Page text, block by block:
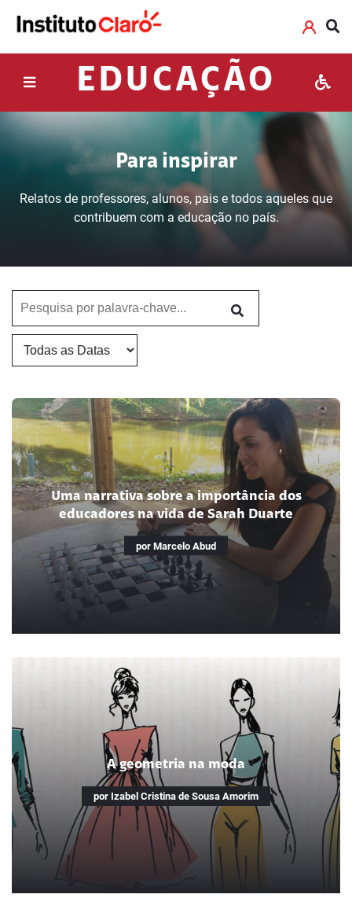
EDUCAÇÃO
Para inspirar
Relatos de professores, alunos, pais e todos aqueles que
contribuem com a educação no país.
Uma narrativa sobre a importância dos
educadores na vida de Sarah Duarte
por Marcelo Abud
Uma narrativa sobre a importância
dos educadores na vida de Sarah
Duarte
Audiodrama conta história da menina que é hoje professora
por incentivo e amor de ex-docentes
A geometria na moda
por Izabel Cristina de Sousa Amorim